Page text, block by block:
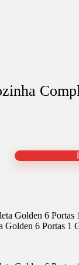
6 Portas 1